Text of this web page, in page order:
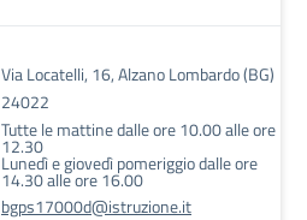
Via Locatelli, 16, Alzano Lombardo (BG)
24022
Tutte le mattine dalle ore 10.00 alle ore
12.30
Lunedì e giovedì pomeriggio dalle ore
14.30 alle ore 16.00
bgps17000d@istruzione.it